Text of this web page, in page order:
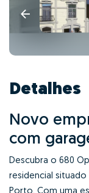
Detalhes
Novo
com
Descubra o 680
residencial situado